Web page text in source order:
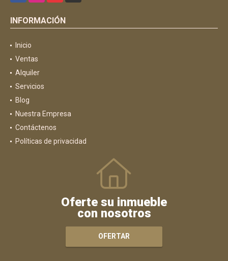
INFORMACIÓN
Inicio
Ventas
Alquiler
Servicios
Blog
Nuestra Empresa
Contáctenos
Políticas de privacidad
Oferte su inmueble
con nosotros
OFERTAR